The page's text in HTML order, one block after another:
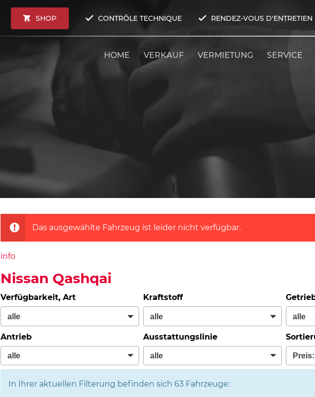
SHOP CONTRÔLE TECHNIQUE RENDEZ-VOUS D'ENTRETIEN
HOME VERKAUF VERMIETUNG SERVICE
Das ausgewählte Fahrzeug ist leider nicht verfügbar.
info
Nissan Qashqai
Verfügbarkeit, Art Kraftstoff
Antrieb Ausstattungslinie
In Ihrer aktuellen Filterung befinden sich 63Fahrzeuge: